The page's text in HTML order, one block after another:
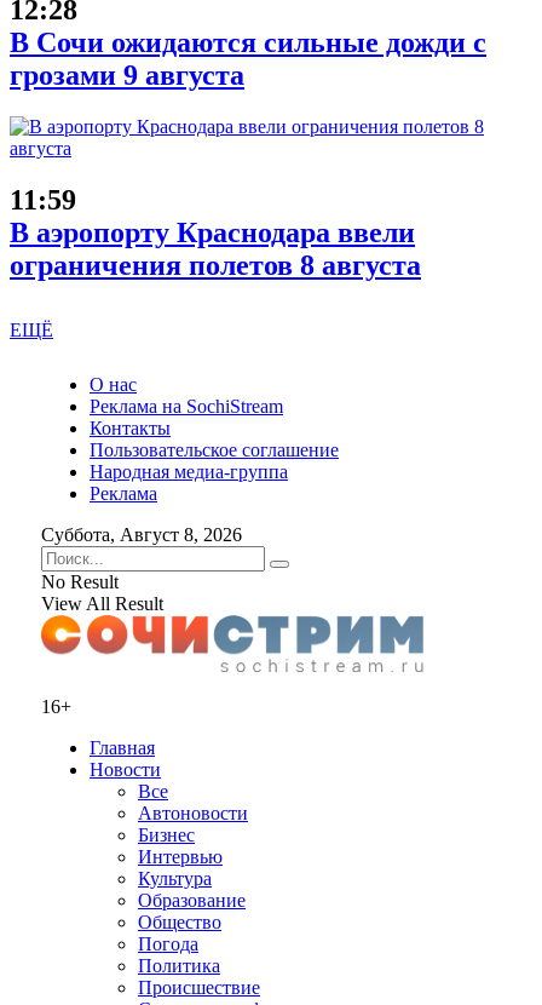
12:28
В Сочи ожидаются сильные дожди с
грозами 9 августа
11:59
В аэропорту Краснодара ввели
ограничения полетов 8 августа
ЕЩЁ
О нас
Реклама на SochiStream
Контакты
Пользовательское соглашение
Народная медиа-группа
Реклама
Суббота, Август 8, 2026
No Result
View All Result
16+
Главная
Новости
Все
Автоновости
Бизнес
Интервью
Культура
Образование
Общество
Погода
Политика
Происшествие